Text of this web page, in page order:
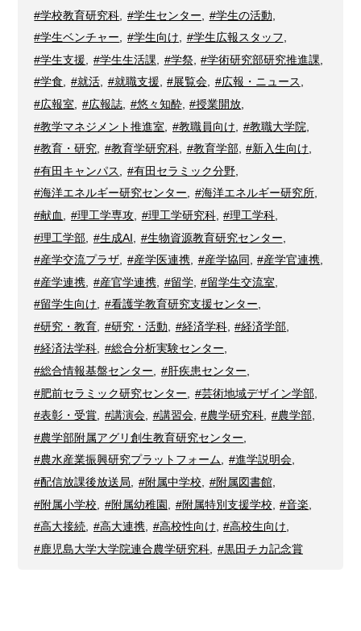
#学校教育研究科
#学生センター #学生の活動
#学生ベンチャー
#学生向け #学生広報スタッフ
#学生支援
#学生生活課 #学祭, #学術研究部研究推進課
#学食, #就活, #就職支援, #展覧会, #広報・ニュース,
#広報室
#広報誌, #悠々知酔, #授業開放
#教学マネジメント推進室
#教職員向け #教職大学院
#教育・研究
#教育学研究科, #教育学部, #新入生向け
#有田キャンパス
#有田セラミック分野,
#海洋エネルギー研究センター, #海洋エネルギー研究所,
#献血
#理工学専攻, #理工学研究科, #理工学科
#理工学部
#生成AI #生物資源教育研究センター
#産学交流プラザ
#産学医連携, #産学協同 #産学官連携
#産学連携
#産官学連携, #留学, #留学生交流室
#留学生向け, #看護学教育研究支援センター,
#研究・教育
#研究・活動 #経済学科, #経済学部
#経済法学科, #総合分析実験センター,
#総合情報基盤センター
#肝疾患センター
#肥前セラミック研究センター
#芸術地域デザイン学部,
#表彰・受賞, #講演会, #講習会, #農学研究科, #農学部,
#農学部附属アグリ創生教育研究センター
#農水産業振興研究プラットフォーム, #進学説明会,
#配信放課後放送局
#附属中学校 #附属図書館,
#附属小学校
#附属幼稚園 #附属特別支援学校 #音楽
#高大接続, #高大連携, #高校性向け, #高校生向け,
#鹿児島大学大学院連合農学研究科
#黒田チカ記念賞